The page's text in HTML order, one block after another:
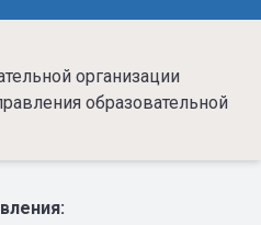
организации
образовательной